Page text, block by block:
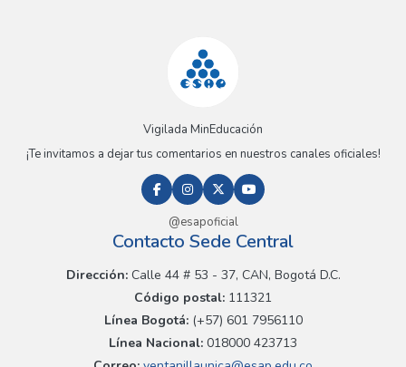
Vigilada MinEducación
¡Te invitamos a dejar tus comentarios en nuestros canales oficiales!
@esapoficial
Contacto Sede Central
Dirección:Calle 44 # 53 - 37, CAN, Bogotá D.C.
Código postal: 111321
Línea Bogotá:(+57) 601 7956110
Línea Nacional: 018000 423713